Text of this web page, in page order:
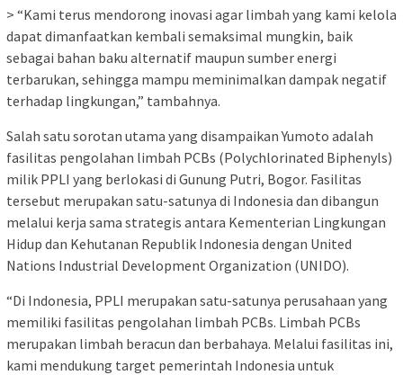
> “Kami terus mendorong inovasi agar limbah yang kami kelola
dapat dimanfaatkan kembali semaksimal mungkin, baik
sebagai bahan baku alternatif maupun sumber energi
terbarukan, sehingga mampu meminimalkan dampak negatif
terhadap lingkungan,” tambahnya.
Salah satu sorotan utama yang disampaikan Yumoto adalah
fasilitas pengolahan limbah PCBs (Polychlorinated Biphenyls)
milik PPLI yang berlokasi di Gunung Putri, Bogor. Fasilitas
tersebut merupakan satu-satunya di Indonesia dan dibangun
melalui kerja sama strategis antara Kementerian Lingkungan
Hidup dan Kehutanan Republik Indonesia dengan United
Nations Industrial Development Organization (UNIDO).
“Di Indonesia, PPLI merupakan satu-satunya perusahaan yang
memiliki fasilitas pengolahan limbah PCBs. Limbah PCBs
merupakan limbah beracun dan berbahaya. Melalui fasilitas ini,
kami mendukung target pemerintah Indonesia untuk